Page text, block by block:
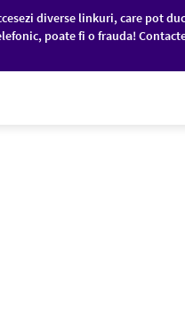
diverse linkuri, care pot
poate fi o frauda!